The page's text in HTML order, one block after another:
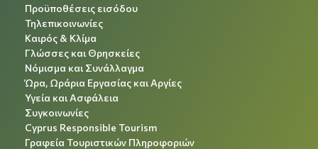
Προϋποθέσεις εισόδου
Τηλεπικοινωνίες
Καιρός & Κλίμα
Γλώσσες και Θρησκείες
Νόμισμα και Συνάλλαγμα
Ώρα, Ωράρια Εργασίας και Αργίες
Υγεία και Ασφάλεια
Συγκοινωνίες
Cyprus Responsible Tourism
Γραφεία Τουριστικών Πληροφοριών